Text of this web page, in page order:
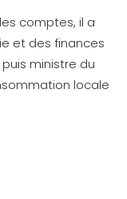
comptes, il a
et des finances
ministre du
locale